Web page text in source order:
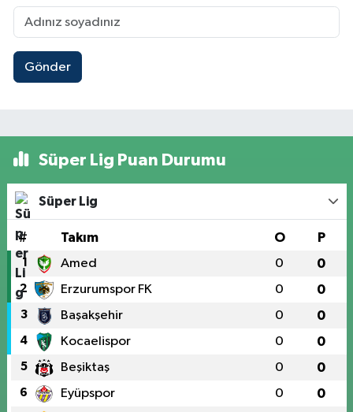
Gönder
Süper Lig Puan Durumu
Süper Lig
# Takım O P
1 Amed 0 0
2 Erzurumspor FK 0 0
3 Başakşehir 0 0
4 Kocaelispor 0 0
5 Beşiktaş 0 0
6 Eyüpspor 0 0